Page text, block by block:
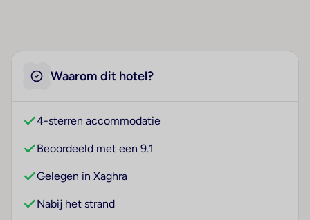
Waarom dit hotel?
4-sterren accommodatie
Beoordeeld met een 9.1
Gelegen in Xaghra
Nabij het strand